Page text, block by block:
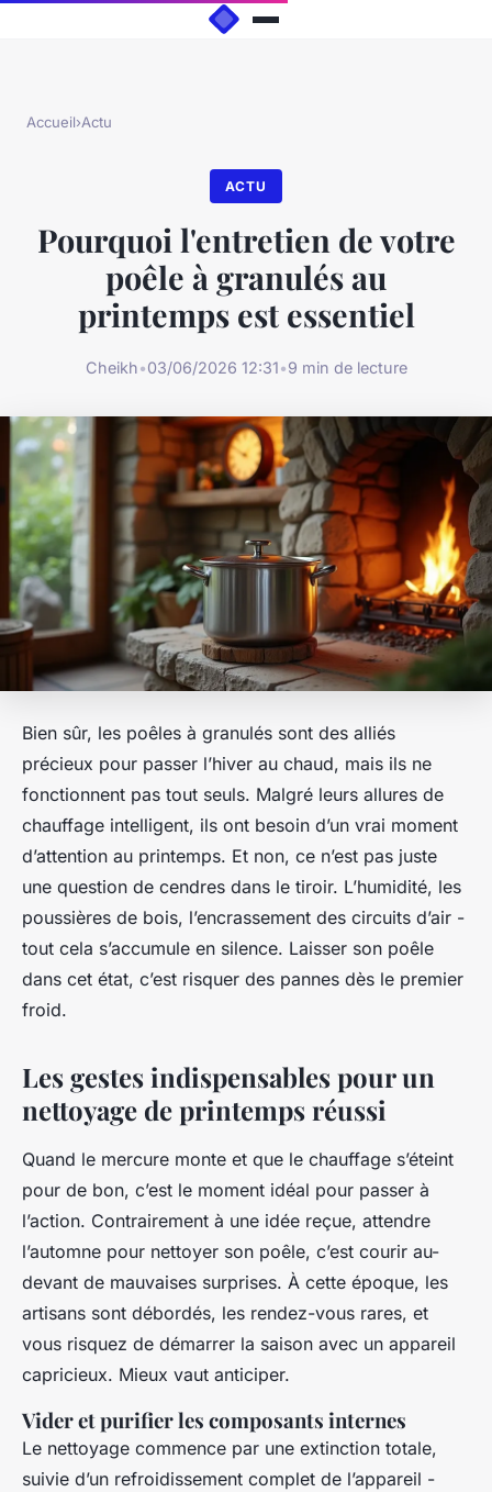
Accueil›Actu
ACTU
Pourquoi l'entretien de votre
poêle à granulés au
printemps est essentiel
Cheikh•03/06/2026 12:31•9 min de lecture
Bien sûr, les poêles à granulés sont des alliés
précieux pour passer l’hiver au chaud, mais ils ne
fonctionnent pas tout seuls. Malgré leurs allures de
chauffage intelligent, ils ont besoin d’un vrai moment
d’attention au printemps. Et non, ce n’est pas juste
une question de cendres dans le tiroir. L’humidité, les
poussières de bois, l’encrassement des circuits d’air -
tout cela s’accumule en silence. Laisser son poêle
dans cet état, c’est risquer des pannes dès le premier
froid.
Les gestes indispensables pour un
nettoyage de printemps réussi
Quand le mercure monte et que le chauffage s’éteint
pour de bon, c’est le moment idéal pour passer à
l’action. Contrairement à une idée reçue, attendre
l’automne pour nettoyer son poêle, c’est courir au-
devant de mauvaises surprises. À cette époque, les
artisans sont débordés, les rendez-vous rares, et
vous risquez de démarrer la saison avec un appareil
capricieux. Mieux vaut anticiper.
Vider et purifier les composants internes
Le nettoyage commence par une extinction totale,
suivie d’un refroidissement complet de l’appareil -